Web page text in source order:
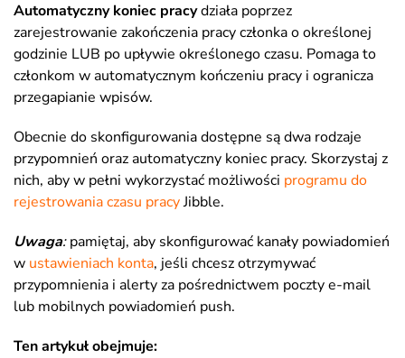
Automatyczny koniec pracydziała poprzez
zarejestrowanie zakończenia pracy członka o określonej
godzinie LUB po upływie określonego czasu. Pomaga to
członkom w automatycznym kończeniu pracy i ogranicza
przegapianie wpisów.
Obecnie do skonfigurowania dostępne są dwa rodzaje
przypomnień oraz automatyczny koniec pracy. Skorzystaj z
nich, aby w pełni wykorzystać możliwości programu do
rejestrowania czasu pracyJibble.
Uwaga:pamiętaj, aby skonfigurować kanały powiadomień
w ustawieniach konta, jeśli chcesz otrzymywać
przypomnienia i alerty za pośrednictwem poczty e-mail
lub mobilnych powiadomień push.
Ten artykuł obejmuje: